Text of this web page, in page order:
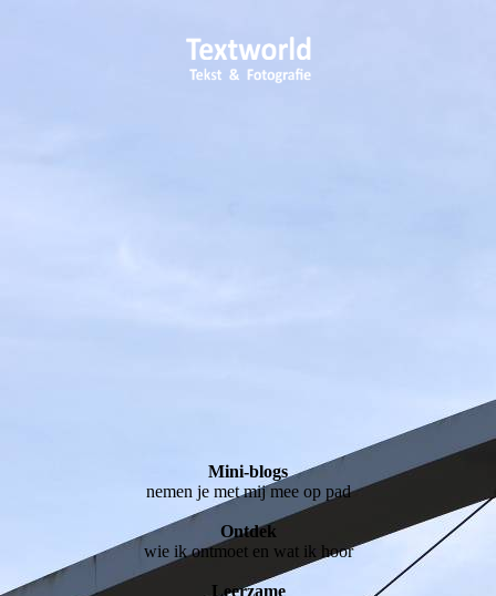
Mini-blogs
nemen je met mij mee op pad
Ontdek
wie ik ontmoet en wat ik hoor
Leerzame